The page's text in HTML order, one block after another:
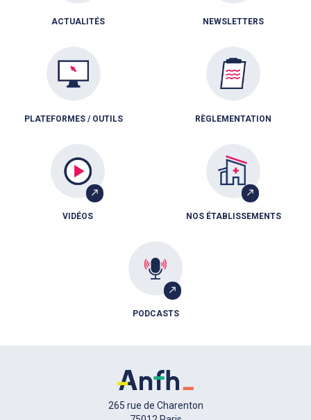
ACTUALITÉS NEWSLETTERS
PLATEFORMES / OUTILS RÈGLEMENTATION
VIDÉOS NOS ÉTABLISSEMENTS
PODCASTS
265 rue de Charenton